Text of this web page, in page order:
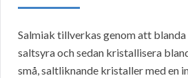
Salmiak tillverkas genom att
saltsyra och sedan kristallisera
små, saltliknande kristaller med en